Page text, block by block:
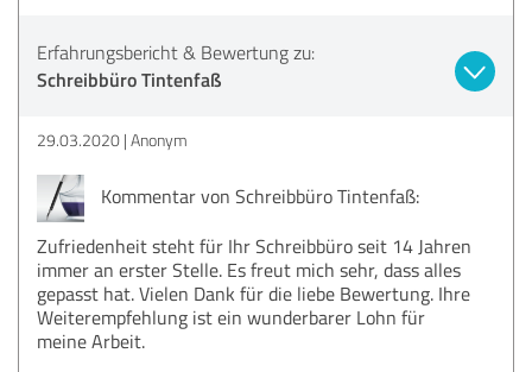
Erfahrungsbericht & Bewertung zu:
Schreibbüro Tintenfaß
29.03.2020 Anonym
Kommentar von Schreibbüro Tintenfaß:
Zufriedenheit steht für Ihr Schreibbüro seit 14 Jahren
immer an erster Stelle. Es freut mich sehr, dass alles
gepasst hat. Vielen Dank für die liebe Bewertung. Ihre
Weiterempfehlung ist ein wunderbarer Lohn für
meine Arbeit.